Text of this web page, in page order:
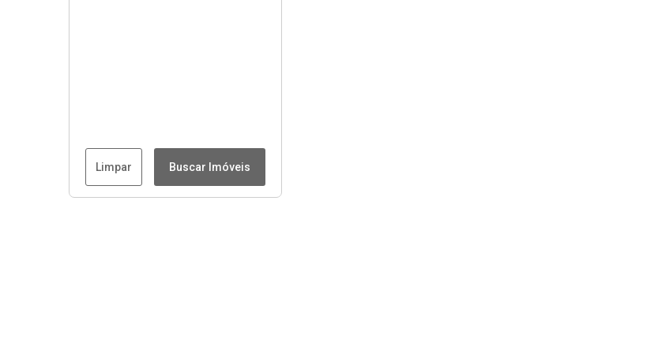
Limpar Buscar Imóveis